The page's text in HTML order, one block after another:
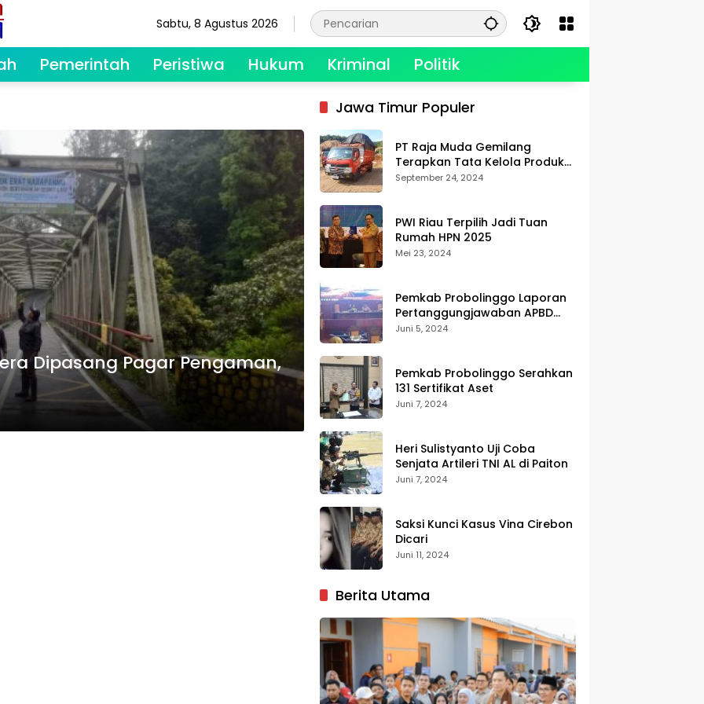
Sabtu, 8 Agustus 2026
Pemerintah Peristiwa Hukum Kriminal Politik
Dipasang Pagar Pengaman,
Jawa Timur Populer
PT Raja Muda Gemilang
Terapkan Tata Kelola Produksi,
Berikan Kualitas dan
September 24, 2024
PWI Riau Terpilih Jadi Tuan
Rumah HPN 2025
Mei 23, 2024
Pemkab Probolinggo Laporan
Pertanggungjawaban APBD
2023
Juni 5, 2024
Pemkab Probolinggo Serahkan
131 Sertifikat Aset
Juni 7, 2024
Heri Sulistyanto Uji Coba
Senjata Artileri TNI AL di Paiton
Juni 7, 2024
Saksi Kunci Kasus Vina Cirebon
Dicari
Juni 11, 2024
Berita Utama